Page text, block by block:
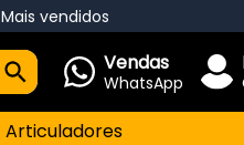
Mais vendidos
Vendas
WhatsApp
Articuladores